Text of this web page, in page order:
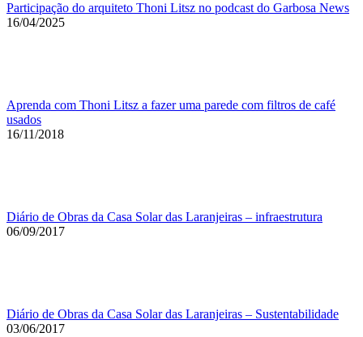
Participação do arquiteto Thoni Litsz no podcast do Garbosa News
16/04/2025
Aprenda com Thoni Litsz a fazer uma parede com filtros de café
usados
16/11/2018
Diário de Obras da Casa Solar das Laranjeiras – infraestrutura
06/09/2017
Diário de Obras da Casa Solar das Laranjeiras – Sustentabilidade
03/06/2017